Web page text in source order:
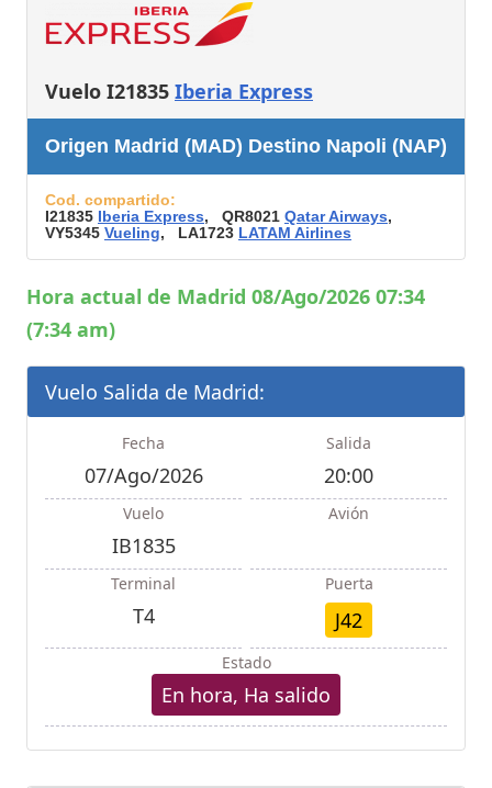
Vuelo I21835 Iberia Express
Origen Madrid (MAD) Destino Napoli (NAP)
Cod. compartido:
I21835 Iberia Express, QR8021 Qatar Airways,
VY5345 Vueling, LA1723 LATAM Airlines
Hora actual de Madrid 08/Ago/2026 07:34
(7:34 am)
Vuelo Salida de Madrid:
Fecha
07/Ago/2026
Salida
20:00
Vuelo
IB1835
Avión
Terminal
T4
Puerta
J42
Estado
En hora, Ha salido